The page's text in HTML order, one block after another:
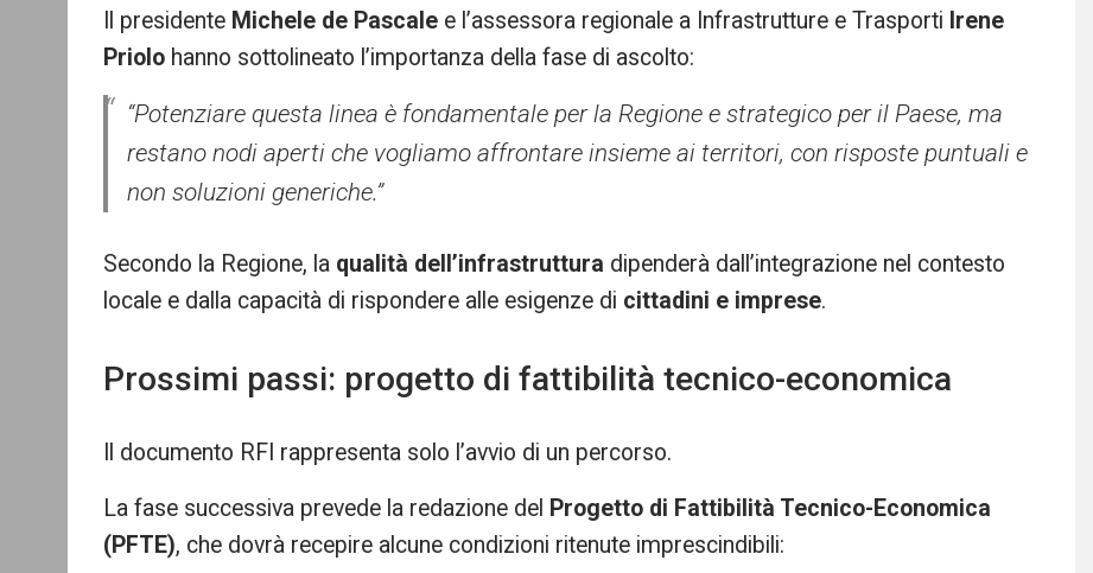
Il presidente Michele de Pascale e l’assessora regionale a Infrastrutture e Trasporti Irene
Priolo hanno sottolineato l’importanza della fase di ascolto:
“Potenziare questa linea è fondamentale per la Regione e strategico per il Paese, ma
restano nodi aperti che vogliamo affrontare insieme ai territori, con risposte puntuali e
non soluzioni generiche.”
Secondo la Regione, la qualità dell’infrastruttura dipenderà dall’integrazione nel contesto
locale e dalla capacità di rispondere alle esigenze di cittadini e imprese.
Prossimi passi: progetto di fattibilità tecnico-economica
Il documento RFI rappresenta solo l’avvio di un percorso.
La fase successiva prevede la redazione del Progetto di Fattibilità Tecnico-Economica
(PFTE), che dovrà recepire alcune condizioni ritenute imprescindibili: